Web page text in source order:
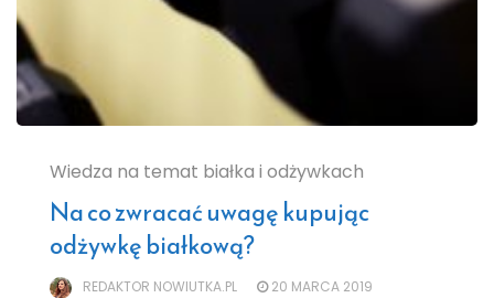
Wiedza na temat białka i odżywkach
Na co zwracać uwagę kupując
odżywkę białkową?
REDAKTOR NOWIUTKA.PL 20 MARCA 2019